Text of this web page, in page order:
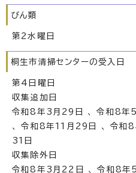
びん類
第2水曜日
桐生市清掃センターの受入日
第4日曜日
収集追加日
令和8年3月29日 、 令和8年
、 令和8年11月29日 、 令和
31日
収集除外日
令和8年3月22日 、 令和8年